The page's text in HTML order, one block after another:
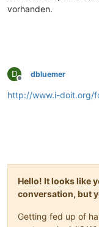
vorhanden.
D
Offline
dbluemer
http://www.i-doit.org/
Hello! It looks like
conversation, but
Getting fed up of